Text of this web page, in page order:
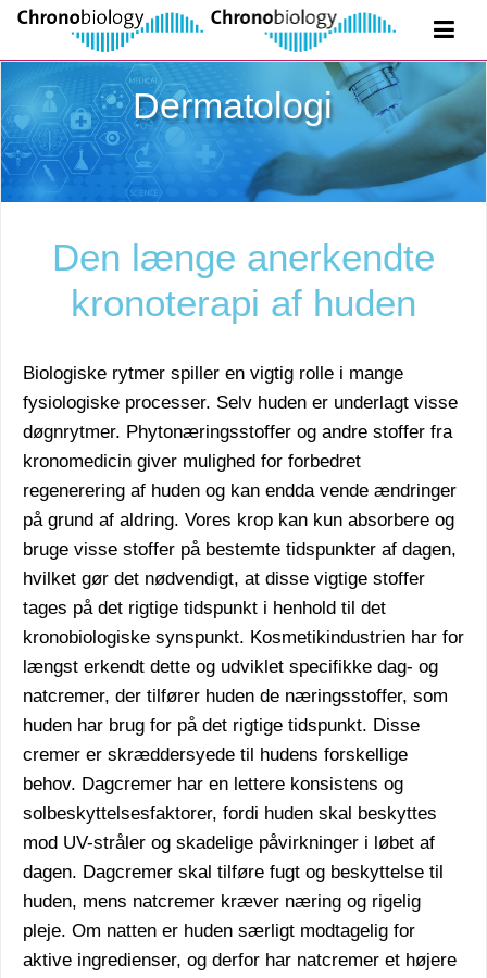
Dermatologi
Den længe anerkendte
kronoterapi af huden
Biologiske rytmer spiller en vigtig rolle i mange
fysiologiske processer. Selv huden er underlagt visse
døgnrytmer. Phytonæringsstoffer og andre stoffer fra
kronomedicin giver mulighed for forbedret
regenerering af huden og kan endda vende ændringer
på grund af aldring. Vores krop kan kun absorbere og
bruge visse stoffer på bestemte tidspunkter af dagen,
hvilket gør det nødvendigt, at disse vigtige stoffer
tages på det rigtige tidspunkt i henhold til det
kronobiologiske synspunkt. Kosmetikindustrien har for
længst erkendt dette og udviklet specifikke dag- og
natcremer, der tilfører huden de næringsstoffer, som
huden har brug for på det rigtige tidspunkt. Disse
cremer er skræddersyede til hudens forskellige
behov. Dagcremer har en lettere konsistens og
solbeskyttelsesfaktorer, fordi huden skal beskyttes
mod UV-stråler og skadelige påvirkninger i løbet af
dagen. Dagcremer skal tilføre fugt og beskyttelse til
huden, mens natcremer kræver næring og rigelig
pleje. Om natten er huden særligt modtagelig for
aktive ingredienser, og derfor har natcremer et højere